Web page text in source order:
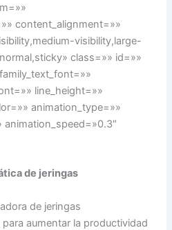
content_alignment=»»
visibility,large-
class=»» id=»»
line_height=»»
animation_type=»»
de jeringas
de jeringas
aumentar la productividad